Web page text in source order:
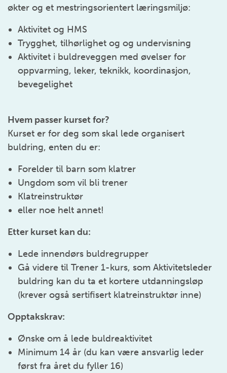
økter og et mestringsorientert læringsmiljø:
Aktivitet og HMS
Trygghet, tilhørlighet og og undervisning
Aktivitet i buldreveggen med øvelser for
oppvarming, leker, teknikk, koordinasjon,
bevegelighet
Hvem passer kurset for?
Kurset er for deg som skal lede organisert
buldring, enten du er:
Forelder til barn som klatrer
Ungdom som vil bli trener
Klatreinstruktør
eller noe helt annet!
Etter kurset kan du:
Lede innendørs buldregrupper
Gå videre til Trener 1-kurs, som Aktivitetsleder
buldring kan du ta et kortere utdanningsløp
(krever også sertifisert klatreinstruktør inne)
Opptakskrav:
Ønske om å lede buldreaktivitet
Minimum 14 år (du kan være ansvarlig leder
først fra året du fyller 16)